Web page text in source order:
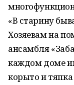
«В старину
Хозяевам на
ансамбля
каждом доме
корыто и тяпка